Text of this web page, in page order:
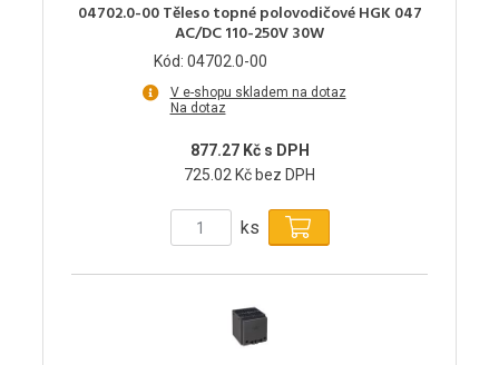
04702.0-00 Těleso topné polovodičové HGK 047
AC/DC 110-250V 30W
Kód: 04702.0-00
V e-shopu skladem na dotaz
Na dotaz
877.27 Kč s DPH
725.02 Kč bez DPH
ks